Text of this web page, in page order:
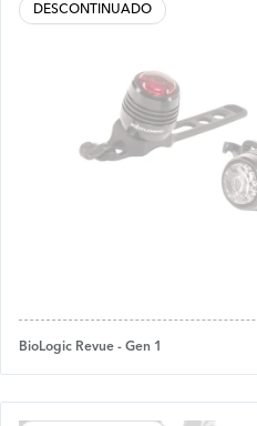
DESCONTINUADO
BioLogic Revue - Gen 1